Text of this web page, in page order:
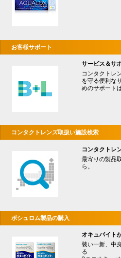
お客様サポート
サービス＆サ
コンタクトレ
を守る便利な
めのサポート
コンタクトレンズ取扱い施設検索
コンタクトレ
最寄りの製品
ら。
ボシュロム製品の購入
オキュバイト
装い一新、中
る